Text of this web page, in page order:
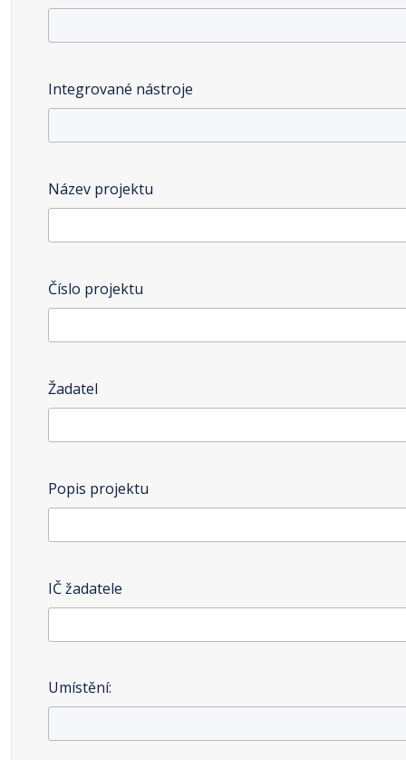
Integrované nástroje
Název projektu
Číslo projektu
Žadatel
Popis projektu
IČ žadatele
Umístění: